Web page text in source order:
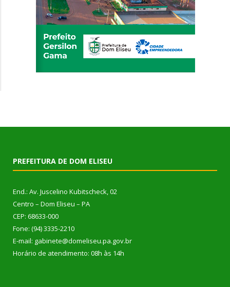
PREFEITURA DE DOM ELISEU
End.: Av. Juscelino Kubitscheck, 02
Centro – Dom Eliseu – PA
CEP: 68633-000
Fone: (94) 3335-2210
E-mail: gabinete@domeliseu.pa.gov.br
Horário de atendimento: 08h às 14h